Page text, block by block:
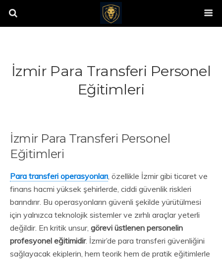
İzmir Para Transferi Personel
Eğitimleri
İzmir Para Transferi Personel
Eğitimleri
Para transferi operasyonları, özellikle İzmir gibi ticaret ve
finans hacmi yüksek şehirlerde, ciddi güvenlik riskleri
barındırır. Bu operasyonların güvenli şekilde yürütülmesi
için yalnızca teknolojik sistemler ve zırhlı araçlar yeterli
değildir. En kritik unsur, görevi üstlenen personelin
profesyonel eğitimidir. İzmir’de para transferi güvenliğini
sağlayacak ekiplerin, hem teorik hem de pratik eğitimlerle